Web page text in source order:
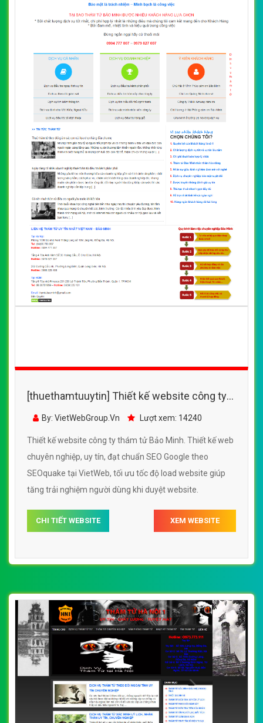
[thuethamtuuytin] Thiết kế website công ty
thám tử Bảo Minh đẹp SEO nhanh hiệu quả
By: VietWebGroup.Vn Lượt xem: 14240
Thiết kế website công ty thám tử Bảo Minh. Thiết kế web
chuyên nghiệp, uy tín, đạt chuẩn SEO Google theo
SEOquake tại VietWeb, tối ưu tốc độ load website giúp
tăng trải nghiệm người dùng khi duyệt website.
CHI TIẾT WEBSITE XEM WEBSITE